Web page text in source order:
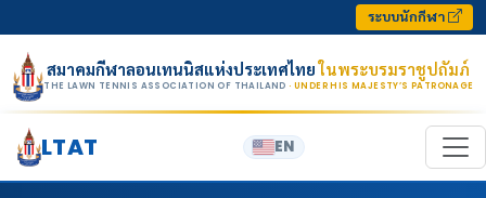
ระบบนักกีฬา
สมาคมกีฬาลอนเทนนิสแห่งประเทศไทยในพระบรมราชูปถัมภ์
THE LAWN TENNIS ASSOCIATION OF THAILAND · UNDER HIS MAJESTY’S PATRONAGE
LTAT EN